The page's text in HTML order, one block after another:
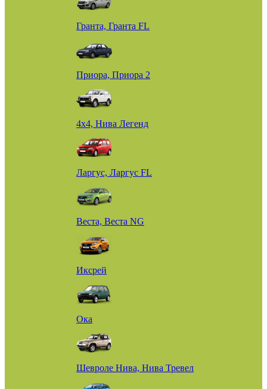
Гранта, Гранта FL
Приора, Приора 2
4х4, Нива Легенд
Ларгус, Ларгус FL
Веста, Веста NG
Иксрей
Ока
Шевроле Нива, Нива Тревел